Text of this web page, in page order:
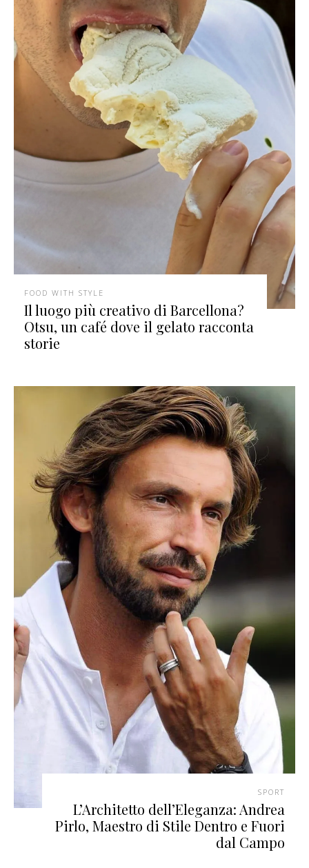
FOOD WITH STYLE
Il luogo più creativo di Barcellona?
Otsu, un café dove il gelato racconta
storie
SPORT
L’Architetto dell’Eleganza: Andrea
Pirlo, Maestro di Stile Dentro e Fuori
dal Campo